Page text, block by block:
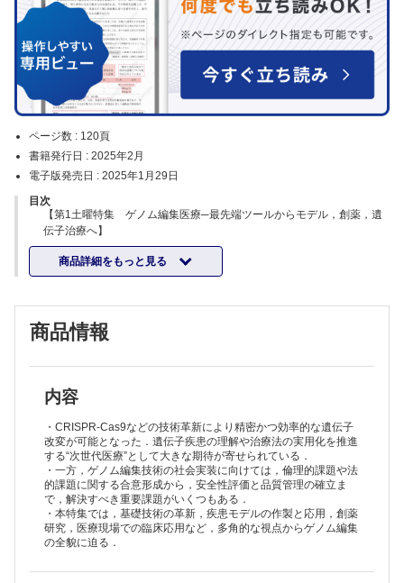
ページ数 : 120頁
書籍発行日 : 2025年2月
電子版発売日 : 2025年1月29日
目次
【第1土曜特集 ゲノム編集医療─最先端ツールからモデル，創薬，遺
伝子治療へ】
はじめに 真下知士
ゲノム編集モダリティ
純国産ゲノム編集ツール“Zinc Finger－ND1”の開発 片山翔太・山本
塩基編集技術の発展と遺伝子治療への応用 米村洋而・西田敬二
タイプⅠ CRISPR－Cas3ゲノム編集機構とその活用 吉見一人・真下
入技術の開発 齋藤 諒
CRISPR－Cas9の祖先タンパク質IscBの構造解析と分子改変 山田
崇太・他
ゲノム編集細胞研究
CRISPRスクリーニング法を用いたがん治療の新規標的探索 遊佐宏
介
生体内ゲノム編集技術“HITI法”のupdate 鈴木啓一郎
ヒトゲノム情報を応用したiPS細胞のゲノム編集研究 家弓紗矢香・
他
転写調節プラットフォームの開発と応用 宇吹俊一郎・他
CRISPR－Cas9システムを用いた遺伝子改変マウスの作製 江森千
商品詳細をもっと見る
商品情報
内容
・CRISPR-Cas9などの技術革新により精密かつ効率的な遺伝子
改変が可能となった．遺伝子疾患の理解や治療法の実用化を推進
する“次世代医療”として大きな期待が寄せられている．
・一方，ゲノム編集技術の社会実装に向けては，倫理的課題や法
的課題に関する合意形成から，安全性評価と品質管理の確立ま
で，解決すべき重要課題がいくつもある．
・本特集では，基礎技術の革新，疾患モデルの作製と応用，創薬
研究，医療現場での臨床応用など，多角的な視点からゲノム編集
の全貌に迫る．